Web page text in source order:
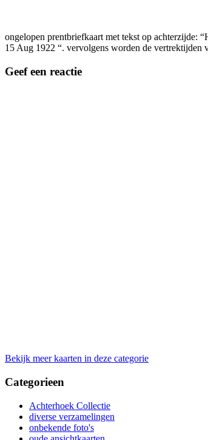
ongelopen prentbriefkaart met tekst op achterzijde:
15 Aug 1922 “. vervolgens worden de vertrektijden
Geef een reactie
Bekijk meer kaarten in deze categorie
Categorieen
Achterhoek Collectie
diverse verzamelingen
onbekende foto's